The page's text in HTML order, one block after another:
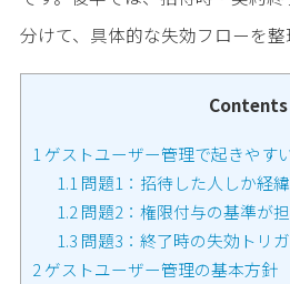
分けて、具体的な失効フローを整
Contents
1 ゲストユーザー管理で起きやす
1.1 問題1：招待した人しか経
1.2 問題2：権限付与の基準が
1.3 問題3：終了時の失効トリ
2 ゲストユーザー管理の基本方針